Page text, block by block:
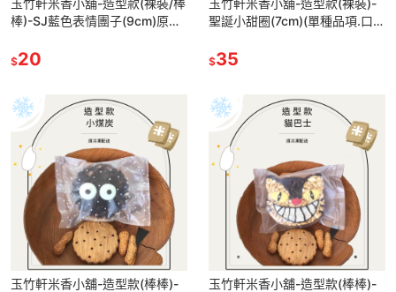
棒)-SJ藍色表情團子(9cm)原味
$20
聖誕小甜圈(7cm)(單種品項.口味
$35
玉竹軒米香小舖-造型款(棒棒)-
玉竹軒米香小舖-造型款(棒棒)-